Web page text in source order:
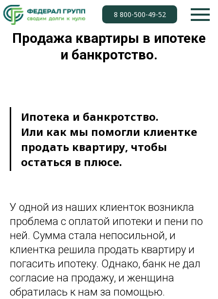
8 800-500-49-52
Продажа квартиры в ипотеке
и банкротство.
Ипотека и банкротство.
Или как мы помогли клиентке
продать квартиру, чтобы
остаться в плюсе.
У одной из наших клиенток возникла
проблема с оплатой ипотеки и пени по
ней. Сумма стала непосильной, и
клиентка решила продать квартиру и
погасить ипотеку. Однако, банк не дал
согласие на продажу, и женщина
обратилась к нам за помощью.